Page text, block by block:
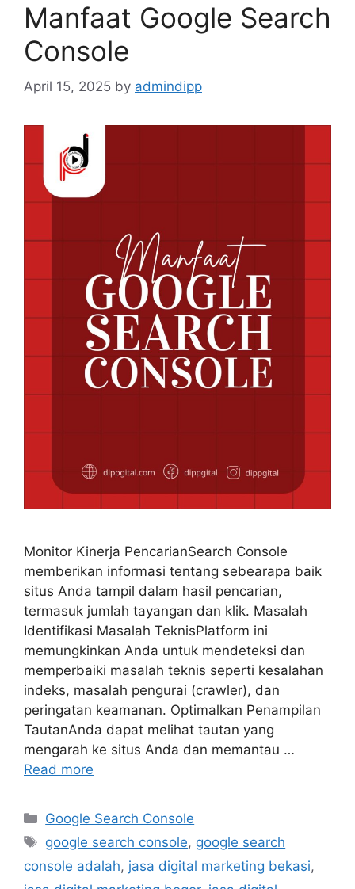
Manfaat Google Search
Console
April 15, 2025 by admindipp
Monitor Kinerja PencarianSearch Console
memberikan informasi tentang sebearapa baik
situs Anda tampil dalam hasil pencarian,
termasuk jumlah tayangan dan klik. Masalah
Identifikasi Masalah TeknisPlatform ini
memungkinkan Anda untuk mendeteksi dan
memperbaiki masalah teknis seperti kesalahan
indeks, masalah pengurai (crawler), dan
peringatan keamanan. Optimalkan Penampilan
TautanAnda dapat melihat tautan yang
mengarah ke situs Anda dan memantau …
Read more
Google Search Console
google search console, google search
console adalah, jasa digital marketing bekasi,